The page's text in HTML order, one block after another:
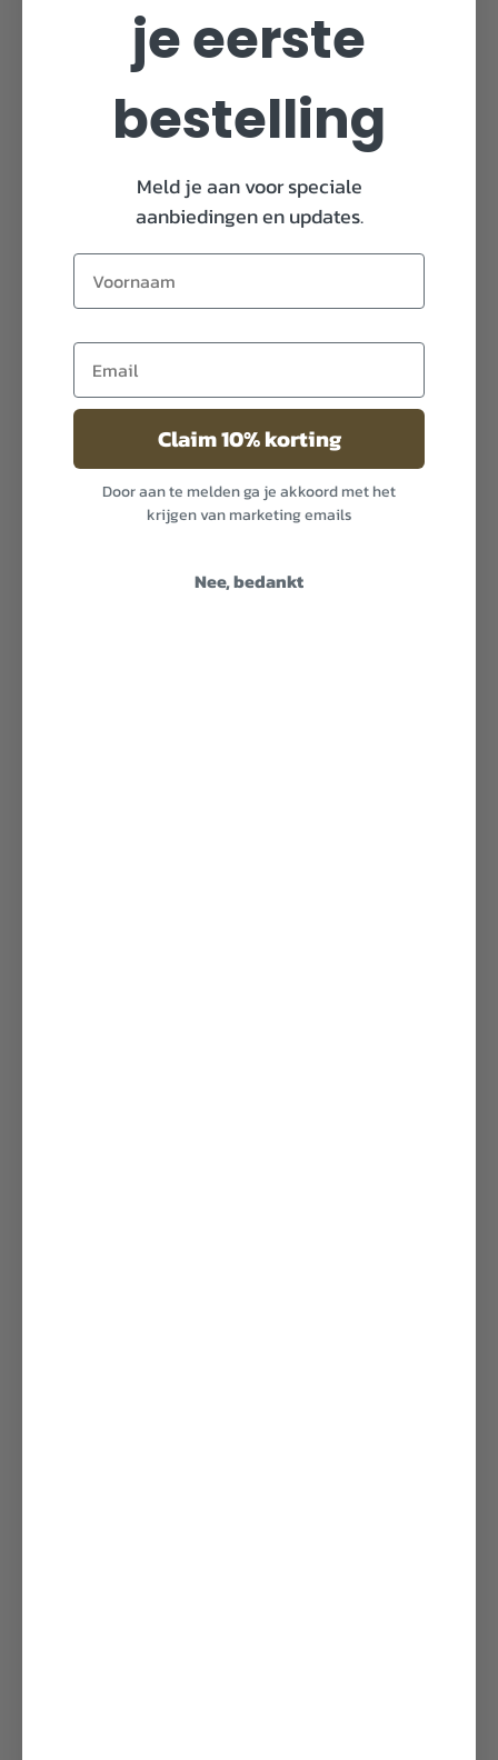
je eerste
bestelling
Meld je aan voor speciale
aanbiedingen en updates.
Claim 10% korting
Door aan te melden ga je akkoord met het
krijgen van marketing emails
Nee, bedankt